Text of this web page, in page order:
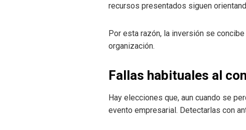
recursos presentados siguen
Por esta razón, la inversión se
organización.
Fallas habituales al
Hay elecciones que, aun cuando se
evento empresarial. Detectarlas con